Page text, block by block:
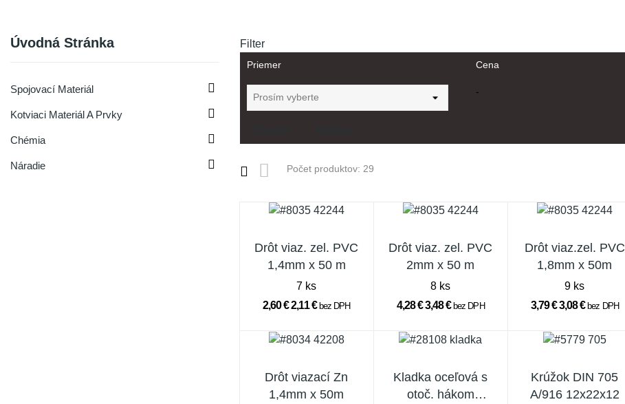
Úvodná Stránka
Spojovací Materiál 
Kotviaci Materiál A Prvky 
Chémia 
Náradie 
Filter
Priemer Cena
-
Počet produktov: 29
Drôt viaz. zel. PVC
1,4mm x 50 m
7 ks
2,60 €2,11 € bez DPH
Drôt viaz. zel. PVC
2mm x 50 m
8 ks
4,28 €3,48 €bez DPH
Drôt viaz.zel. PVC
1,8mm x 50m
9 ks
3,79 €3,08 €bez DPH
Drôt viazací Zn
1,4mm x 50m
Kladka oceľová s
otoč. hákom
Krúžok DIN 705
A/916 12x22x12